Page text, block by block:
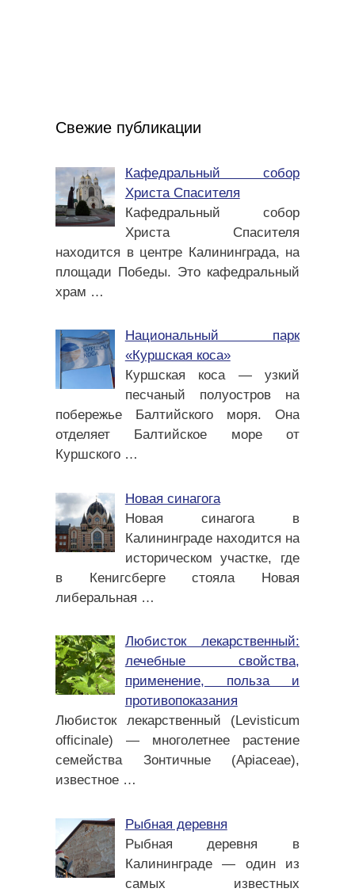
Свежие публикации
Кафедральный собор
Христа Спасителя
Кафедральный собор
Христа Спасителя
находится в центре Калининграда, на
площади Победы. Это кафедральный
храм …
Национальный парк
«Куршская коса»
Куршская коса — узкий
песчаный полуостров на
побережье Балтийского моря. Она
отделяет Балтийское море от
Куршского …
Новая синагога
Новая синагога в
Калининграде находится на
историческом участке, где
в Кенигсберге стояла Новая
либеральная …
Любисток лекарственный:
лечебные свойства,
применение, польза и
противопоказания
Любисток лекарственный (Levisticum
officinale) — многолетнее растение
семейства Зонтичные (Apiaceae),
известное …
Рыбная деревня
Рыбная деревня в
Калининграде — один из
самых известных